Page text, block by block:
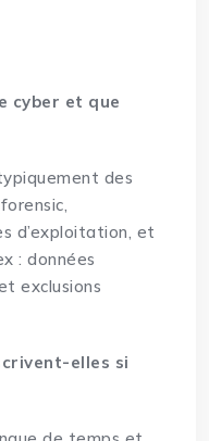
cyber et que
des
d’exploitation, et
: données
exclusions
elles si